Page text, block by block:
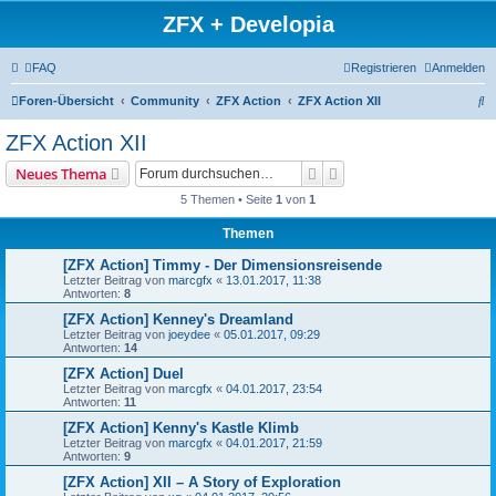
ZFX + Developia
FAQ Anmelden
Registrieren
Foren-Übersicht Community ZFX Action ZFX Action XII
S
ZFX Action XII
Neues Thema Suche
5 Themen • Seite 1 von 1
Themen
[ZFX Action] Timmy - Der Dimensionsreisende
Letzter Beitrag von marcgfx « 13.01.2017, 11:38
Antworten: 8
[ZFX Action] Kenney's Dreamland
Letzter Beitrag von joeydee « 05.01.2017, 09:29
Antworten: 14
[ZFX Action] Duel
Letzter Beitrag von marcgfx « 04.01.2017, 23:54
Antworten: 11
[ZFX Action] Kenny's Kastle Klimb
Letzter Beitrag von marcgfx « 04.01.2017, 21:59
Antworten: 9
[ZFX Action] XII – A Story of Exploration